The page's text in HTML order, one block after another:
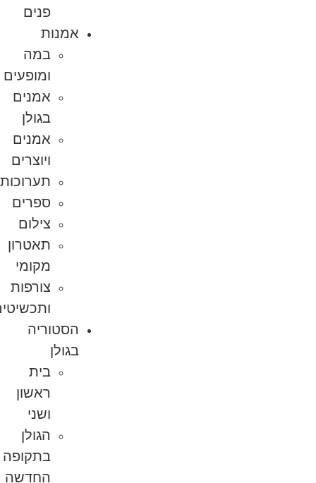
פנים
אמנות
במה
ומופעים
אמנים
בגולן
אמנים
ויוצרים
תערוכות
ספרים
צילום
תאטרון
מקומי
צורפות
ותכשיטים
הסטוריה
בגולן
בית
ראשון
הגולן
בתקופה
החדשה